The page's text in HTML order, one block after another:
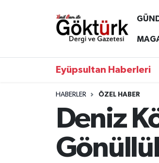
Eyüpsultan Haberleri
HABERLER ÖZEL HABER
Deniz
Anne Çocuk
Eyüpsultan Hava Durumu
Tüm Manşetler
Son Dakika Haberleri